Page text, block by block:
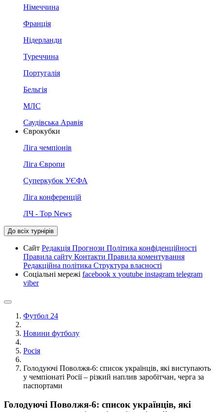
Німеччина
Франція
Нідерланди
Туреччина
Португалія
Бельгія
МЛС
Саудівська Аравія
Єврокубки
Ліга чемпіонів
Ліга Європи
Суперкубок УЄФА
Ліга конференцій
ЛЧ - Top News
До всіх турнірів
Сайт Редакція Прогнози Політика конфіденційності
Правила сайту Контакти Правила коментування
Редакційна політика Структура власності
Соціальні мережі facebook x youtube instagram telegram
viber
Футбол 24
Новини футболу
Росія
Голодуючі Поволжя-6: список українців, які виступають
у чемпіонаті Росії – різкий наплив заробітчан, черга за
паспортами
Голодуючі Поволжя-6: список українців, які